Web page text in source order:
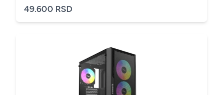
49.600 RSD